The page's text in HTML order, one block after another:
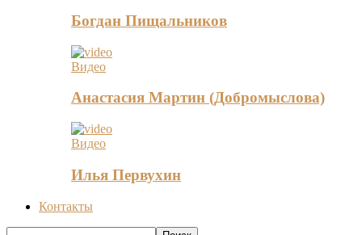
Богдан Пищальников
Видео
Анастасия Мартин (Добромыслова)
Видео
Илья Первухин
Контакты